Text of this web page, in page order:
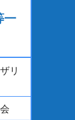
一
リ